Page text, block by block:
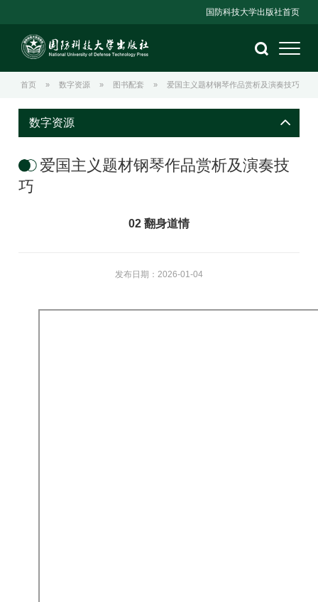
国防科技大学出版社首页
首页 » 数字资源 » 图书配套 » 爱国主义题材钢琴作品赏析及演奏技巧
数字资源
爱国主义题材钢琴作品赏析及演奏技
巧
02 翻身道情
发布日期：2026-01-04